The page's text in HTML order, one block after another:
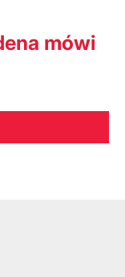
mówi